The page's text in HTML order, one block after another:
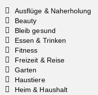
Ausflüge & Naherholung
Beauty
Bleib gesund
Essen & Trinken
Fitness
Freizeit & Reise
Garten
Haustiere
Heim & Haushalt